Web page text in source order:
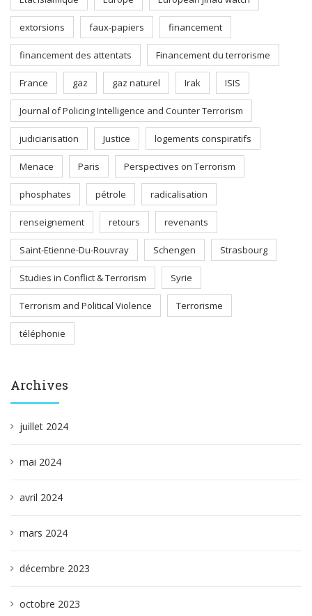
extorsions faux-papiers financement
financement des attentats Financement du terrorisme
France gaz gaz naturel Irak ISIS
Journal of Policing Intelligence and Counter Terrorism
judiciarisation Justice logements conspiratifs
Menace Paris Perspectives on Terrorism
phosphates pétrole radicalisation
renseignement retours revenants
Saint-Etienne-Du-Rouvray Schengen Strasbourg
Studies in Conflict & Terrorism Syrie
Terrorism and Political Violence Terrorisme
téléphonie
Archives
juillet 2024
mai 2024
avril 2024
mars 2024
décembre 2023
octobre 2023